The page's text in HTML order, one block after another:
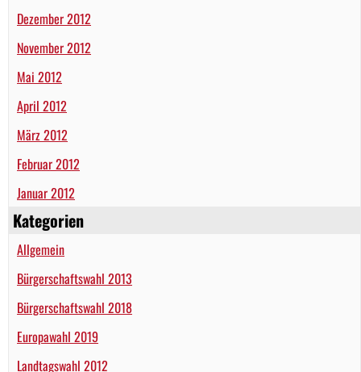
Dezember 2012
November 2012
Mai 2012
April 2012
März 2012
Februar 2012
Januar 2012
Kategorien
Allgemein
Bürgerschaftswahl 2013
Bürgerschaftswahl 2018
Europawahl 2019
Landtagswahl 2012